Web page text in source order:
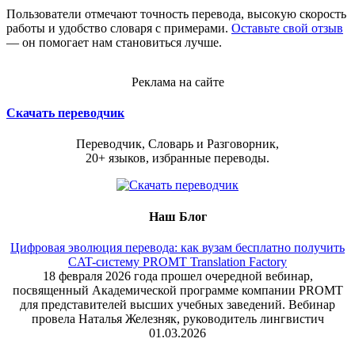
Пользователи отмечают точность перевода, высокую скорость
работы и удобство словаря с примерами. Оставьте свой отзыв
— он помогает нам становиться лучше.
Реклама на сайте
Скачать переводчик
Переводчик, Словарь и Разговорник,
20+ языков, избранные переводы.
Наш Блог
Цифровая эволюция перевода: как вузам бесплатно получить
CAT-систему PROMT Translation Factory
18 февраля 2026 года прошел очередной вебинар,
посвященный Академической программе компании PROMT
для представителей высших учебных заведений. Вебинар
провела Наталья Железняк, руководитель лингвистич
01.03.2026